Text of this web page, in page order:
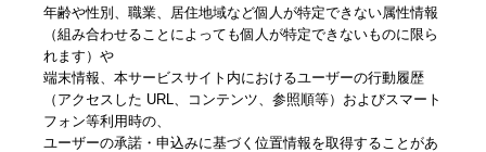
年齢や性別、職業、居住地域など個人が特定できない属性情報
（組み合わせることによっても個人が特定できないものに限ら
れます）や
端末情報、本サービスサイト内におけるユーザーの行動履歴
（アクセスした URL、コンテンツ、参照順等）およびスマート
フォン等利用時の、
ユーザーの承諾・申込みに基づく位置情報を取得することがあ